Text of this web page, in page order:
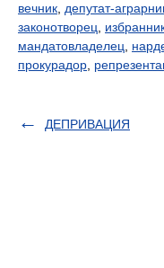
вечник депутат-
законотворец
мандатовладелец
прокурадор
ДЕПРИВАЦИЯ